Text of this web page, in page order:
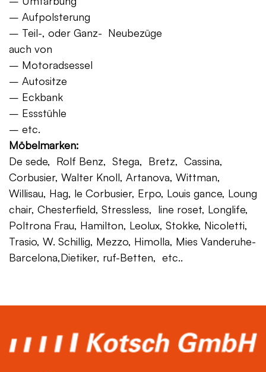
– Aufpolsterung
– Teil-, oder Ganz- Neubezüge
auch von
– Motoradsessel
– Autositze
– Eckbank
– Essstühle
– etc.
Möbelmarken:
De sede, Rolf Benz, Stega, Bretz, Cassina,
Corbusier, Walter Knoll, Artanova, Wittman,
Willisau, Hag, le Corbusier, Erpo, Louis gance, Loung
chair, Chesterfield, Stressless, line roset, Longlife,
Poltrona Frau, Hamilton, Leolux, Stokke, Nicoletti,
Trasio, W. Schillig, Mezzo, Himolla, Mies Vanderuhe-
Barcelona,Dietiker, ruf-Betten, etc..